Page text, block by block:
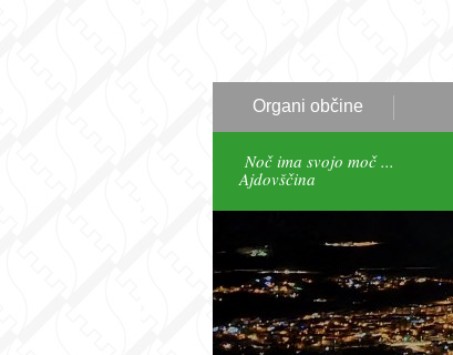
Organi občine
Noč ima svojo moč ...
Ajdovščina